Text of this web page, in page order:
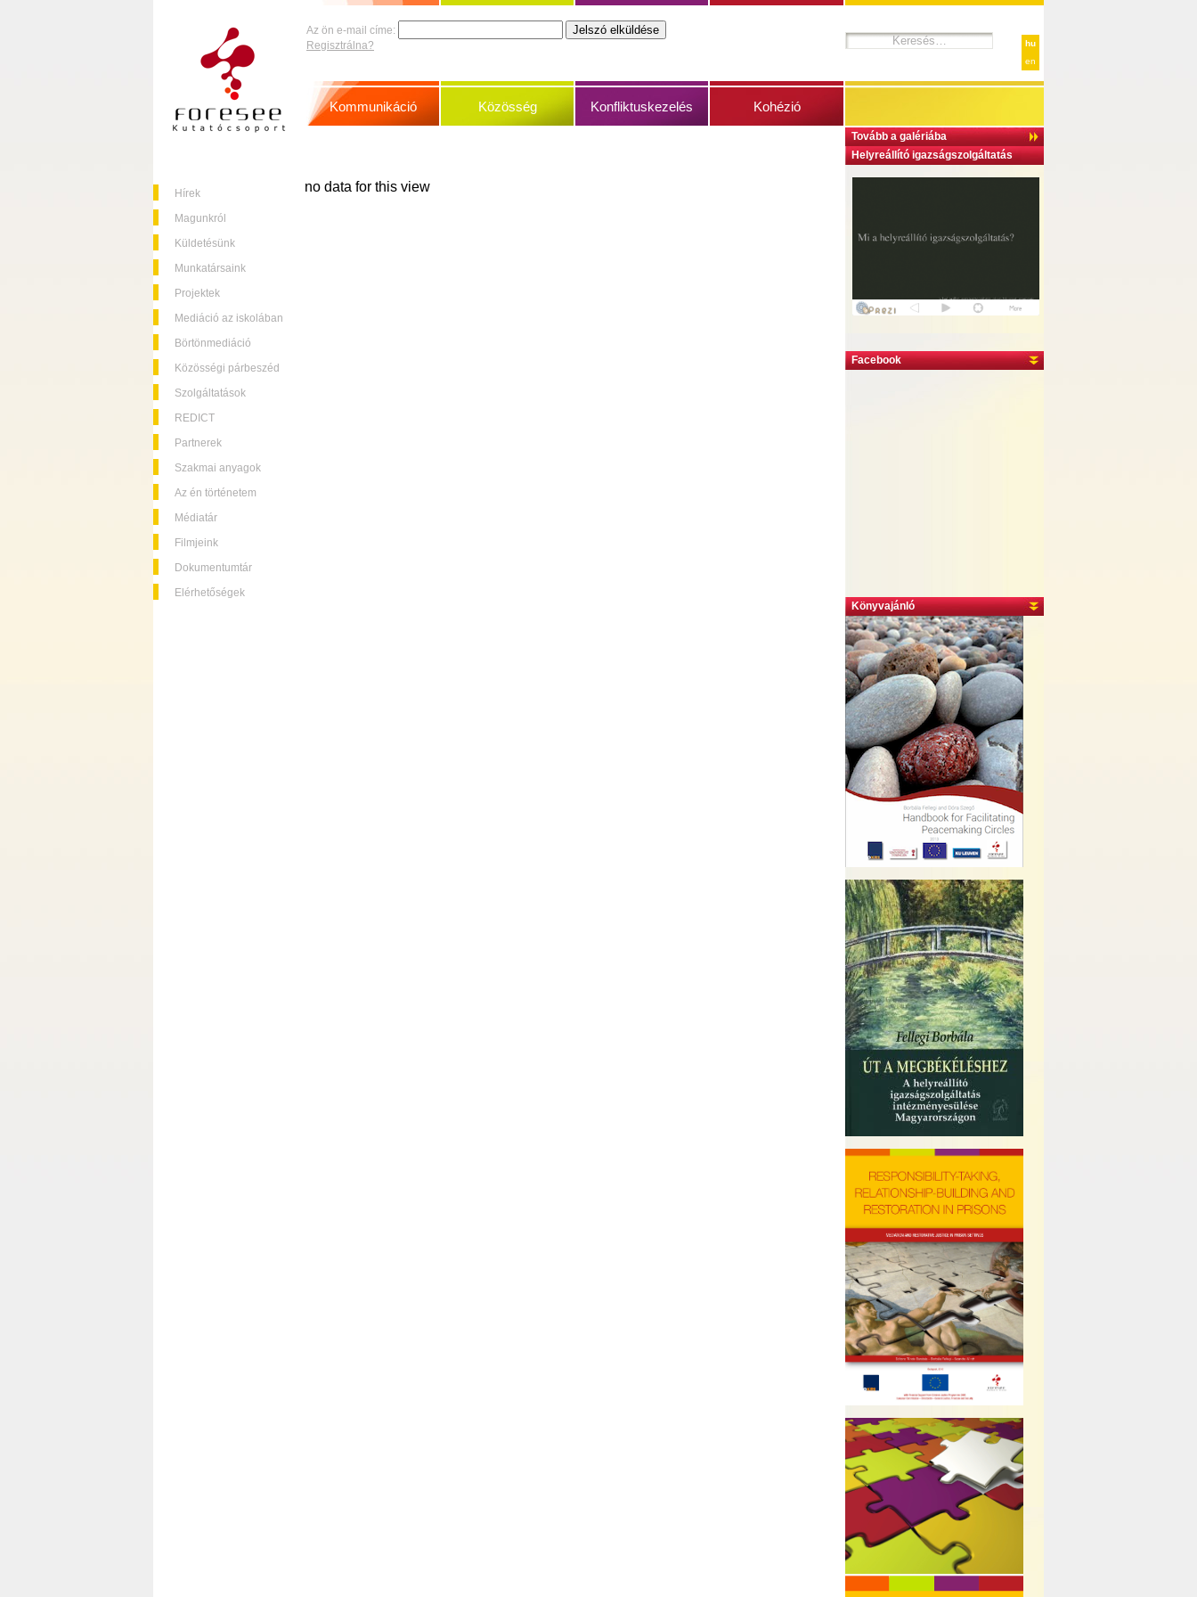
Hírek
Magunkról
Küldetésünk
Munkatársaink
Projektek
Mediáció az iskolában
Börtönmediáció
Közösségi párbeszéd
Szolgáltatások
REDICT
Partnerek
Szakmai anyagok
Az én történetem
Médiatár
Filmjeink
Dokumentumtár
Elérhetőségek
hu
en
Tovább a galériába
Helyreállító igazságszolgáltatás
Facebook
Könyvajánló
Az ön e-mail címe:
Regisztrálna?
Kommunikáció Közösség Konfliktuskezelés Kohézió
no data for this view